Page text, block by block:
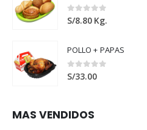
0out of 5
S/8.80 Kg.
POLLO + PAPAS
0out of 5
S/33.00
MAS VENDIDOS